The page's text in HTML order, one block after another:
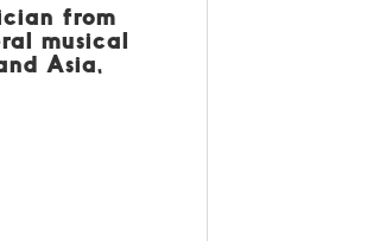
from
musical
Asia,